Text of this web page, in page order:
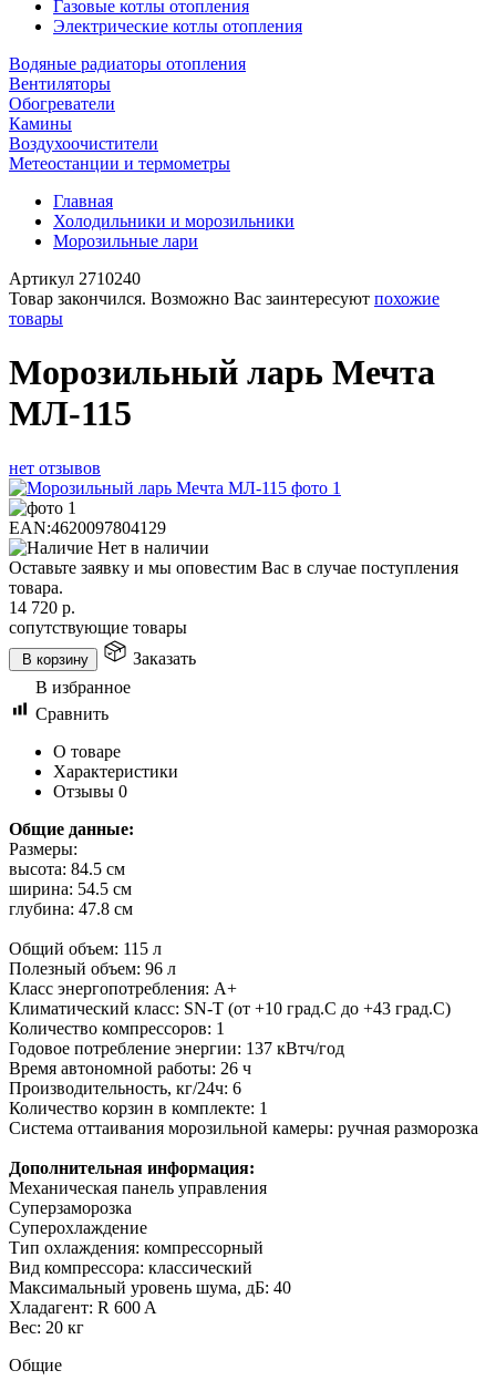
Газовые котлы отопления
Электрические котлы отопления
Водяные радиаторы отопления
Вентиляторы
Обогреватели
Камины
Воздухоочистители
Метеостанции и термометры
Главная
Холодильники и морозильники
Морозильные лари
Артикул 2710240
Товар закончился. Возможно Вас заинтересуют похожие
товары
Морозильный ларь Мечта
МЛ-115
нет отзывов
EAN:4620097804129
Нет в наличии
Оставьте заявку и мы оповестим Вас в случае поступления
товара.
14 720 р.
сопутствующие товары
В корзину
Заказать
В избранное
Сравнить
О товаре
Характеристики
Отзывы 0
Общие данные:
Размеры:
высота: 84.5 см
ширина: 54.5 см
глубина: 47.8 см
Общий объем: 115 л
Полезный объем: 96 л
Класс энергопотребления: A+
Климатический класс: SN-T (от +10 град.С до +43 град.С)
Количество компрессоров: 1
Годовое потребление энергии: 137 кВтч/год
Время автономной работы: 26 ч
Производительность, кг/24ч: 6
Количество корзин в комплекте: 1
Система оттаивания морозильной камеры: ручная разморозка
Дополнительная информация:
Механическая панель управления
Суперзаморозка
Суперохлаждение
Тип охлаждения: компрессорный
Вид компрессора: классический
Максимальный уровень шума, дБ: 40
Хладагент: R 600 A
Вес: 20 кг
Общие